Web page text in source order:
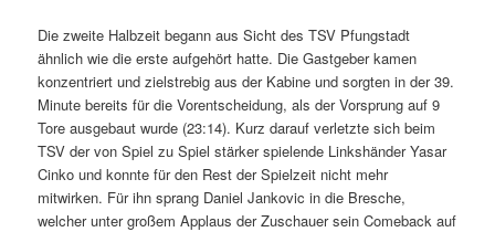
Die zweite Halbzeit begann aus Sicht des TSV Pfungstadt
ähnlich wie die erste aufgehört hatte. Die Gastgeber kamen
konzentriert und zielstrebig aus der Kabine und sorgten in der 39.
Minute bereits für die Vorentscheidung, als der Vorsprung auf 9
Tore ausgebaut wurde (23:14). Kurz darauf verletzte sich beim
TSV der von Spiel zu Spiel stärker spielende Linkshänder Yasar
Cinko und konnte für den Rest der Spielzeit nicht mehr
mitwirken. Für ihn sprang Daniel Jankovic in die Bresche,
welcher unter großem Applaus der Zuschauer sein Comeback auf